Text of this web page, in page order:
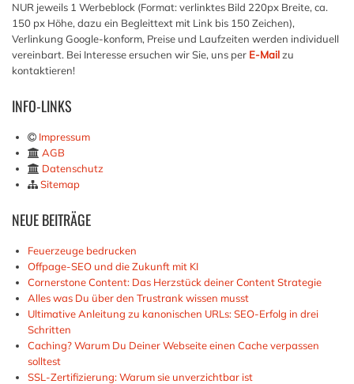
NUR jeweils 1 Werbeblock (Format: verlinktes Bild 220px Breite, ca.
150 px Höhe, dazu ein Begleittext mit Link bis 150 Zeichen),
Verlinkung Google-konform, Preise und Laufzeiten werden individuell
vereinbart. Bei Interesse ersuchen wir Sie, uns per E-Mailzu
kontaktieren!
INFO-LINKS
Impressum
AGB
Datenschutz
Sitemap
NEUEBEITRÄGE
Feuerzeuge bedrucken
Offpage-SEO und die Zukunft mit KI
Cornerstone Content: Das Herzstück deiner Content Strategie
Alles was Du über den Trustrank wissen musst
Ultimative Anleitung zu kanonischen URLs: SEO-Erfolg in drei
Schritten
Caching? Warum Du Deiner Webseite einen Cache verpassen
solltest
SSL-Zertifizierung: Warum sie unverzichtbar ist